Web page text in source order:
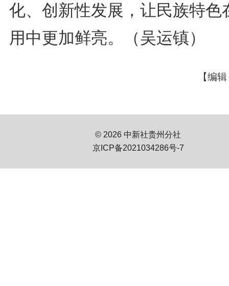
化、创新性发展，让民族特色
用中更加鲜亮。（吴运镇）
【编
© 2026 中新社贵州分社
京ICP备2021034286号-7